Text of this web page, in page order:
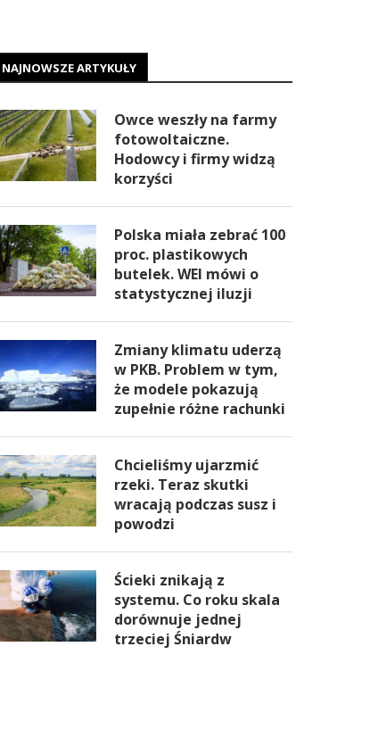
NAJNOWSZE ARTYKUŁY
Owce weszły na farmy
fotowoltaiczne.
Hodowcy i firmy widzą
korzyści
Polska miała zebrać 100
proc. plastikowych
butelek. WEI mówi o
statystycznej iluzji
Zmiany klimatu uderzą
w PKB. Problem w tym,
że modele pokazują
zupełnie różne rachunki
Chcieliśmy ujarzmić
rzeki. Teraz skutki
wracają podczas susz i
powodzi
Ścieki znikają z
systemu. Co roku skala
dorównuje jednej
trzeciej Śniardw